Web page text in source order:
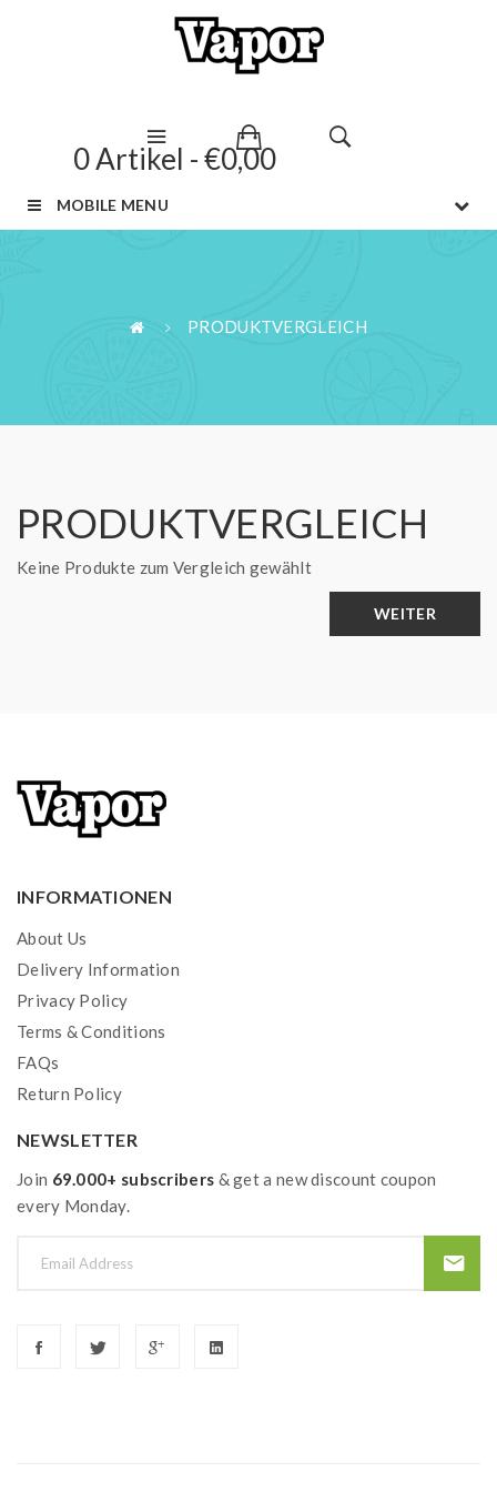
0 Artikel - €0,00
MOBILE MENU
PRODUKTVERGLEICH
PRODUKTVERGLEICH
Keine Produkte zum Vergleich gewählt
WEITER
INFORMATIONEN
About Us
Delivery Information
Privacy Policy
Terms & Conditions
FAQs
Return Policy
NEWSLETTER
Join 69.000+ subscribers & get a new discount coupon
every Monday.